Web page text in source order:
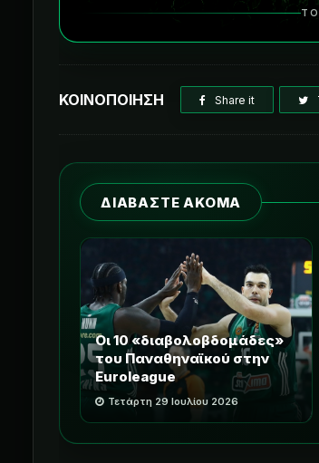
ΚΟΙΝΟΠΟΙΗΣΗ Share it
ΔΙΑΒΑΣΤΕ ΑΚΟΜΑ
Οι 10 «διαβολοβδομάδες»
του Παναθηναϊκού στην
Euroleague
Τετάρτη 29 Ιουλίου 2026